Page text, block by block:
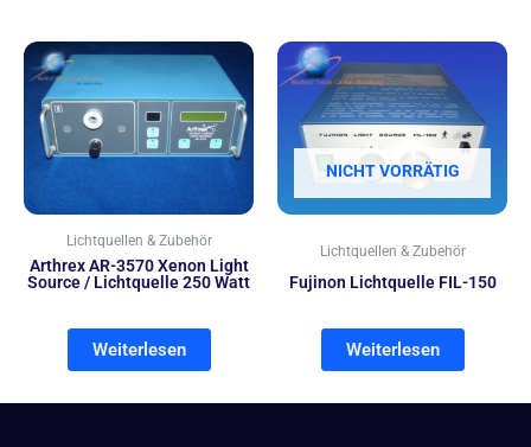
Lichtquellen & Zubehör
Arthrex AR-3570 Xenon Light
Source / Lichtquelle 250 Watt
Weiterlesen
NICHT VORRÄTIG
Lichtquellen & Zubehör
Fujinon Lichtquelle FIL-150
Weiterlesen